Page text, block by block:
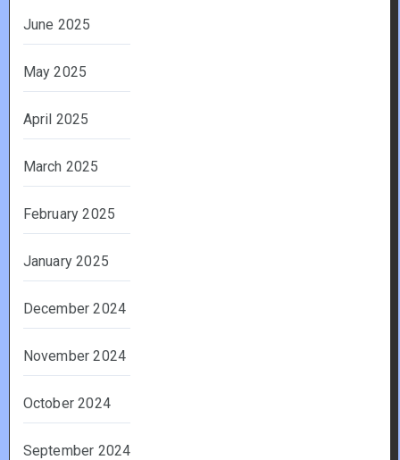
June 2025
May 2025
April 2025
March 2025
February 2025
January 2025
December 2024
November 2024
October 2024
September 2024